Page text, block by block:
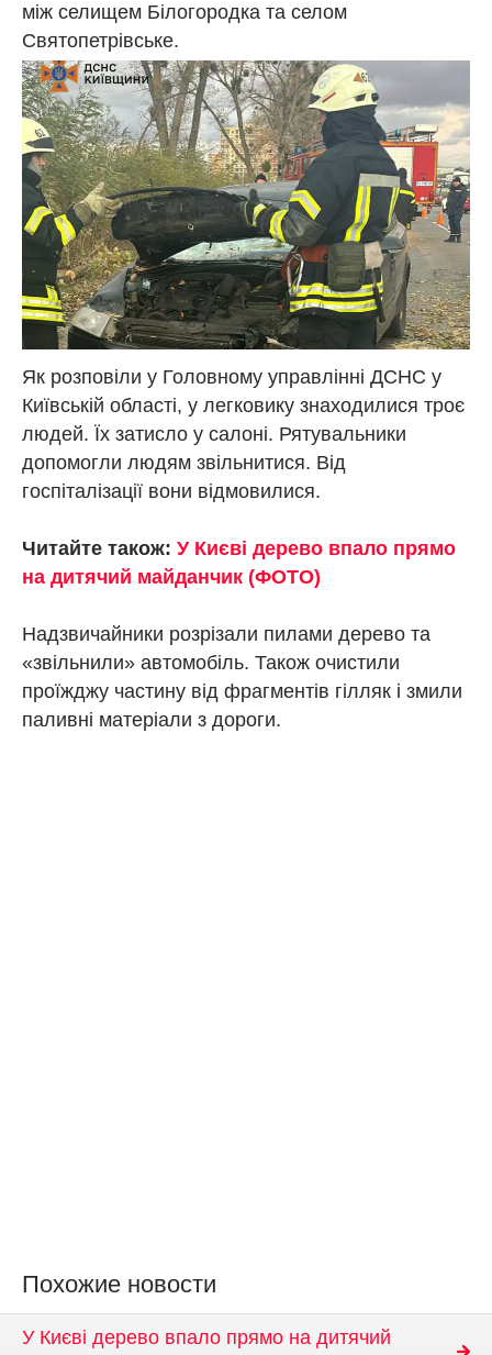
між селищем Білогородка та селом
Святопетрівське.
Як розповіли у Головному управлінні ДСНС у
Київській області, у легковику знаходилися троє
людей. Їх затисло у салоні. Рятувальники
допомогли людям звільнитися. Від
госпіталізації вони відмовилися.
Читайте також: У Києві дерево впало прямо
на дитячий майданчик (ФОТО)
Надзвичайники розрізали пилами дерево та
«звільнили» автомобіль. Також очистили
проїжджу частину від фрагментів гілляк і змили
паливні матеріали з дороги.
Похожие новости
У Києві дерево впало прямо на дитячий